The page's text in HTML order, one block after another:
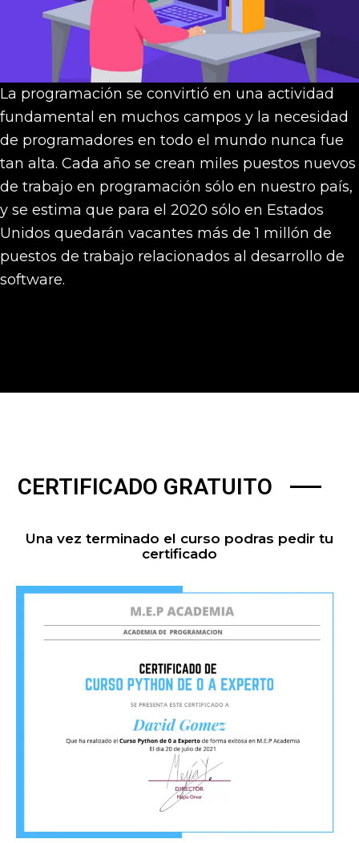
La programación se convirtió en una actividad
fundamental en muchos campos y la necesidad
de programadores en todo el mundo nunca fue
tan alta. Cada año se crean miles puestos nuevos
de trabajo en programación sólo en nuestro país,
y se estima que para el 2020 sólo en Estados
Unidos quedarán vacantes más de 1 millón de
puestos de trabajo relacionados al desarrollo de
software.
CERTIFICADO GRATUITO
Una vez terminado el curso podras pedir tu
certificado